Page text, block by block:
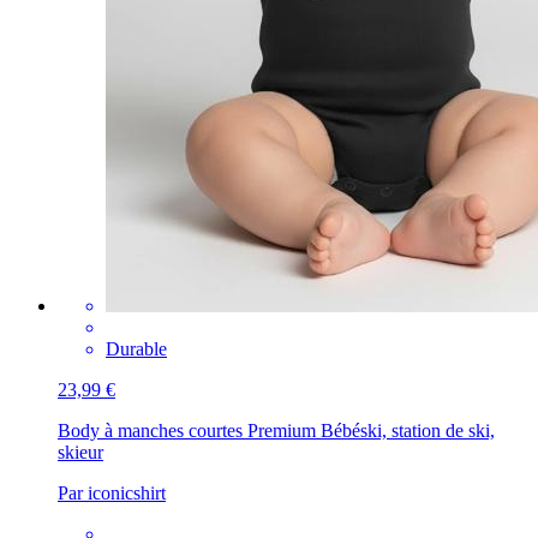
Durable
23,99 €
Body à manches courtes Premium Bébéski, station de ski,
skieur
Par iconicshirt